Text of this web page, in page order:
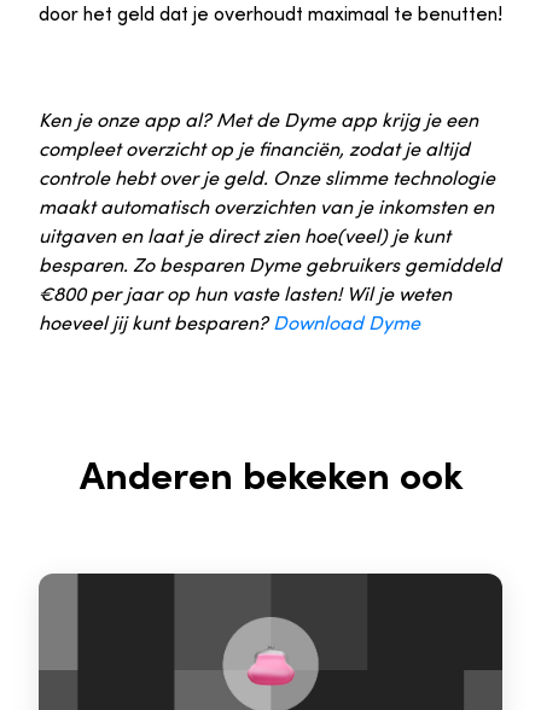
door het geld dat je overhoudt maximaal te benutten!
Ken je onze app al? Met de Dyme app krijg je een
compleet overzicht op je financiën, zodat je altijd
controle hebt over je geld. Onze slimme technologie
maakt automatisch overzichten van je inkomsten en
uitgaven en laat je direct zien hoe(veel) je kunt
besparen. Zo besparen Dyme gebruikers gemiddeld
€800 per jaar op hun vaste lasten! Wil je weten
hoeveel jij kunt besparen?Download Dyme
Anderen bekeken ook